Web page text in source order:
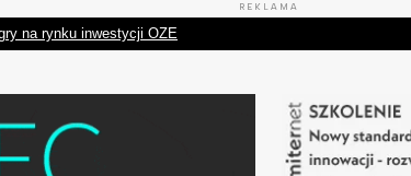
REKLAMA
na rynku inwestycji OZE